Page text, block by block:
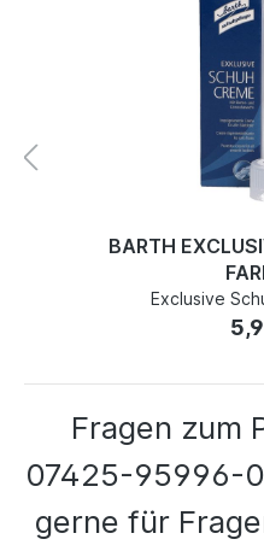
BARTH
Exclusive
Fragen zum
07425-95996-
gerne für